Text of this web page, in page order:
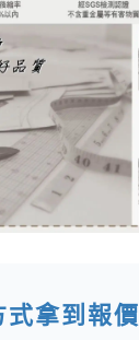
式拿到報價